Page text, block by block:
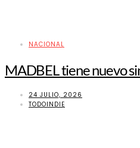
NACIONAL
MADBEL tiene nuevo
24 JULIO, 2026
TODOINDIE